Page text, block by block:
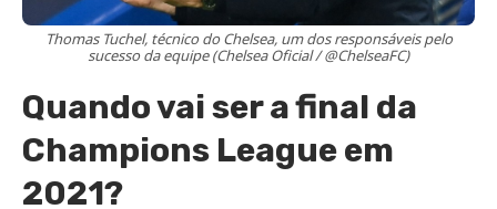
Thomas Tuchel, técnico do Chelsea, um dos responsáveis pelo
sucesso da equipe (Chelsea Oficial / @ChelseaFC)
Quando vai ser a final da
Champions League em
2021?